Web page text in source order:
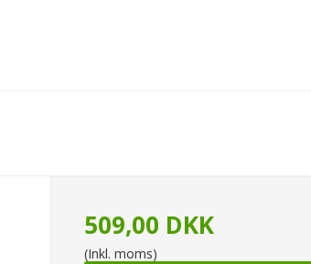
509,00 DKK
(Inkl. moms)